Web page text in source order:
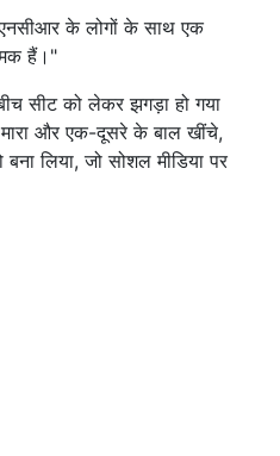
के लोगों के साथ एक
हैं।"
सीट को लेकर झगड़ा हो गया
और एक-दूसरे के बाल खींचे,
लिया, जो सोशल मीडिया पर